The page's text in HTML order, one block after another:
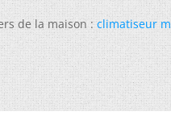
de la maison :climatiseur